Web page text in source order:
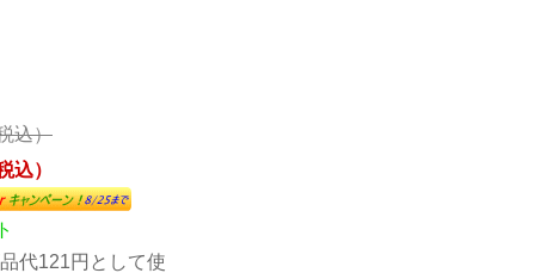
込）
込）
代121円として使